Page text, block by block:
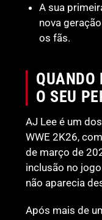
A sua
nova
os fãs.
QUANDO
O SEU
AJ Lee é um
WWE 2K26,
de março de
inclusão no
não aparecia
Após mais de